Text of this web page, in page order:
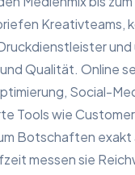
Kreativteams,
Qualität. Online
Social-
Tools wie
Botschaften exakt
messen sie